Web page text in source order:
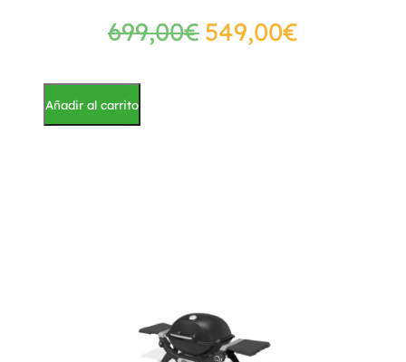
699,00€ 549,00€
Añadir al carrito